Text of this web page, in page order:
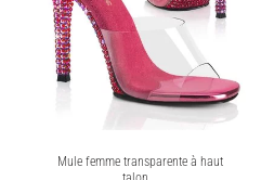
Mule femme transparente à haut